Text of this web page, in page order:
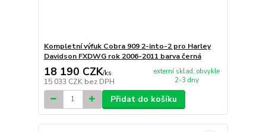
Kompletní výfuk Cobra 909 2-into-2 pro Harley
Davidson FXDWG rok 2006-2011 barva černá
18 190 CZK/ks
15 033 CZK bez DPH
externí sklad, obvykle
2-3 dny
Přidat do košíku